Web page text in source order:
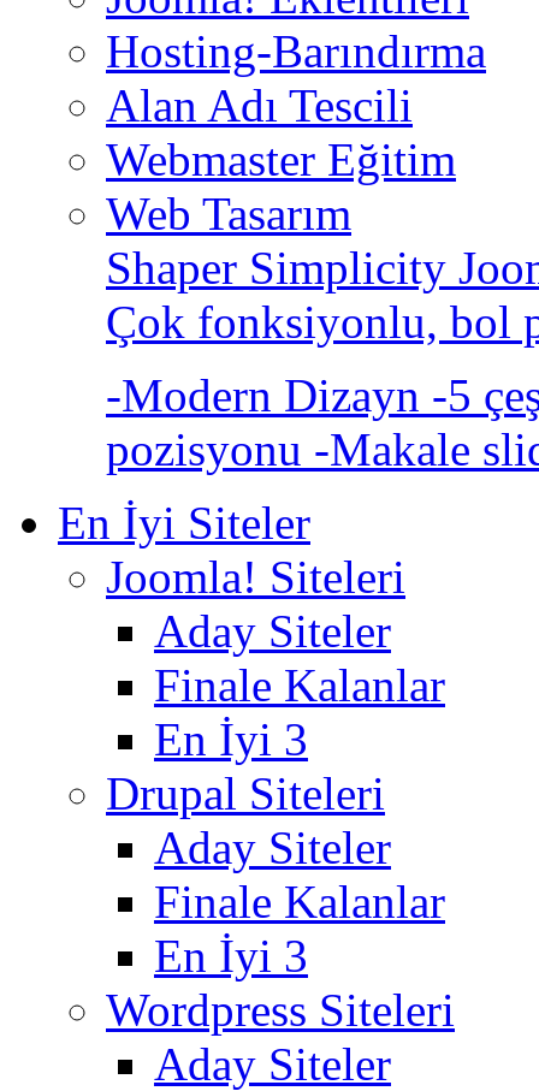
Hosting-Barındırma
Alan Adı Tescili
Webmaster Eğitim
Web Tasarım
Shaper Simplicity
Çok fonksiyonlu, bol
-Modern Dizayn -5
pozisyonu -Makale
En İyi Siteler
Joomla! Siteleri
Aday Siteler
Finale Kalanlar
En İyi 3
Drupal Siteleri
Aday Siteler
Finale Kalanlar
En İyi 3
Wordpress Siteleri
Aday Siteler